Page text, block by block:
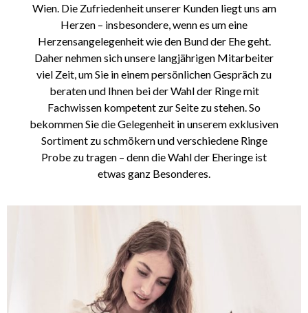
Wien. Die Zufriedenheit unserer Kunden liegt uns am
Herzen – insbesondere, wenn es um eine
Herzensangelegenheit wie den Bund der Ehe geht.
Daher nehmen sich unsere langjährigen Mitarbeiter
viel Zeit, um Sie in einem persönlichen Gespräch zu
beraten und Ihnen bei der Wahl der Ringe mit
Fachwissen kompetent zur Seite zu stehen. So
bekommen Sie die Gelegenheit in unserem exklusiven
Sortiment zu schmökern und verschiedene Ringe
Probe zu tragen – denn die Wahl der Eheringe ist
etwas ganz Besonderes.